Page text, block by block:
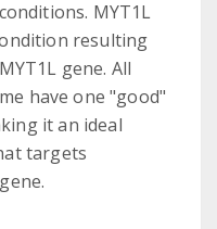
MYT1L
resulting
gene. All
have one "good"
it an ideal
targets